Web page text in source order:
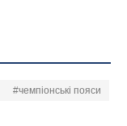
#чемпіонські пояси